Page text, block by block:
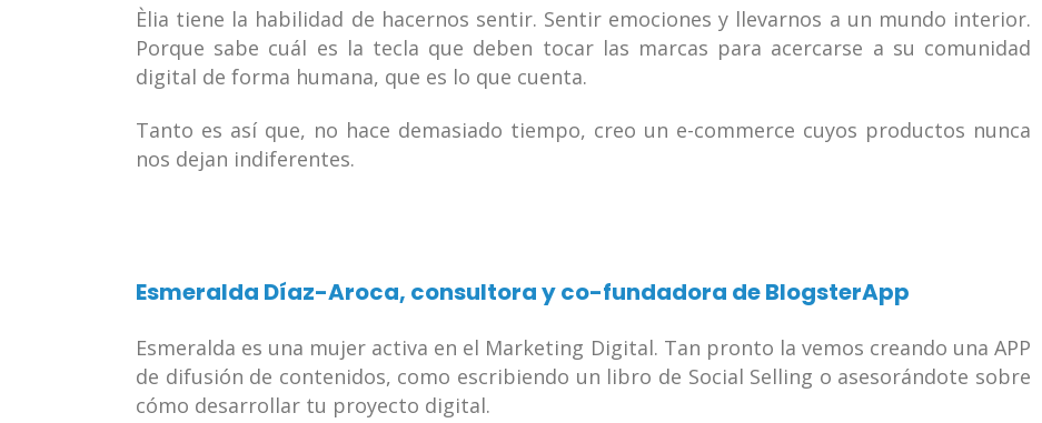
Èlia tiene la habilidad de hacernos sentir. Sentir emociones y llevarnos a un mundo interior.
Porque sabe cuál es la tecla que deben tocar las marcas para acercarse a su comunidad
digital de forma humana, que es lo que cuenta.
Tanto es así que, no hace demasiado tiempo, creo un e-commerce cuyos productos nunca
nos dejan indiferentes.
Esmeralda Díaz-Aroca, consultora y co-fundadora de BlogsterApp
Esmeralda es una mujer activa en el Marketing Digital. Tan pronto la vemos creando una APP
de difusión de contenidos, como escribiendo un libro de Social Selling o asesorándote sobre
cómo desarrollar tu proyecto digital.